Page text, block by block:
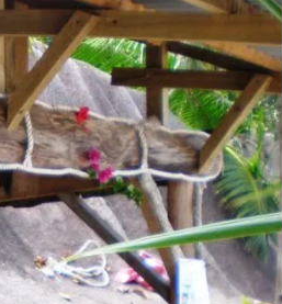
i bambini (senza stress)
CONSIGLI
Completa per Famiglie
SENTIERI,
imperdibili (+ consigli utili)- Parte 1
dove andare?
FATTORIE